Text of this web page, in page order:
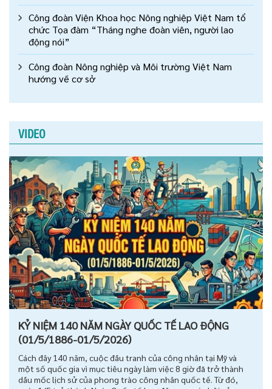
Công đoàn Viện Khoa học Nông nghiệp Việt Nam tổ
chức Tọa đàm “Tháng nghe đoàn viên, người lao
động nói”
Công đoàn Nông nghiệp và Môi trường Việt Nam
hướng về cơ sở
VIDEO
KỶ NIỆM 140 NĂM NGÀY QUỐC TẾ LAO ĐỘNG
(01/5/1886-01/5/2026)
Cách đây 140 năm, cuộc đấu tranh của công nhân tại Mỹ và
một số quốc gia vì mục tiêu ngày làm việc 8 giờ đã trở thành
dấu mốc lịch sử của phong trào công nhân quốc tế. Từ đó,